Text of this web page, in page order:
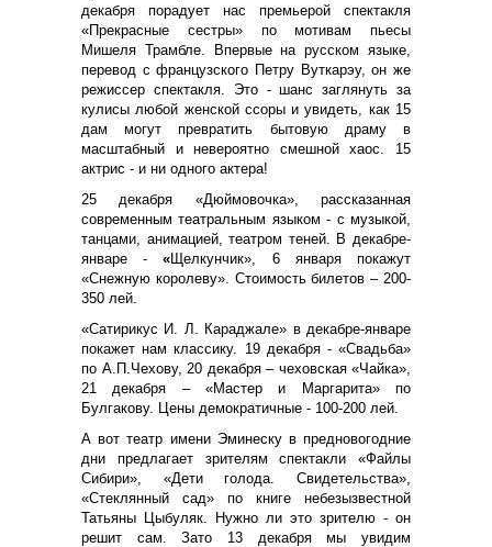
декабря порадует нас премьерой спектакля
«Прекрасные сестры» по мотивам пьесы
Мишеля Трамбле. Впервые на русском языке,
перевод с французского Петру Вуткарэу, он же
режиссер спектакля. Это - шанс заглянуть за
кулисы любой женской ссоры и увидеть, как 15
дам могут превратить бытовую драму в
масштабный и невероятно смешной хаос. 15
актрис - и ни одного актера!
25 декабря «Дюймовочка», рассказанная
современным театральным языком - с музыкой,
танцами, анимацией, театром теней. В декабре-
январе -«Щелкунчик», 6 января покажут
«Снежную королеву». Стоимость билетов – 200-
350 лей.
«Сатирикус И. Л. Караджале» в декабре-январе
покажет нам классику. 19 декабря - «Свадьба»
по А.П.Чехову, 20 декабря – чеховская «Чайка»,
21 декабря – «Мастер и Маргарита» по
Булгакову. Цены демократичные - 100-200 лей.
А вот театр имени Эминеску в предновогодние
дни предлагает зрителям спектакли «Файлы
Сибири», «Дети голода. Свидетельства»,
«Стеклянный сад» по книге небезызвестной
Татьяны Цыбуляк. Нужно ли это зрителю - он
решит сам. Зато 13 декабря мы увидим